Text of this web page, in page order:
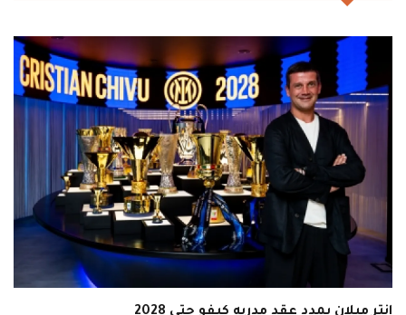
إنتر ميلان يمدد عقد مدربه كيفو حتى 2028